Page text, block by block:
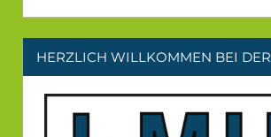
HERZLICH WILLKOMMEN BEI DER